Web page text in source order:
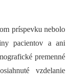
príspevku nebolo
pacientov a ani
premenné
vzdelanie